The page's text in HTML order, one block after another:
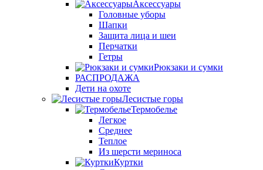
Аксессуары
Головные уборы
Шапки
Защита лица и шеи
Перчатки
Гетры
Рюкзаки и сумки
РАСПРОДАЖА
Дети на охоте
Лесистые горы
Термобелье
Легкое
Среднее
Теплое
Из шерсти мериноса
Куртки